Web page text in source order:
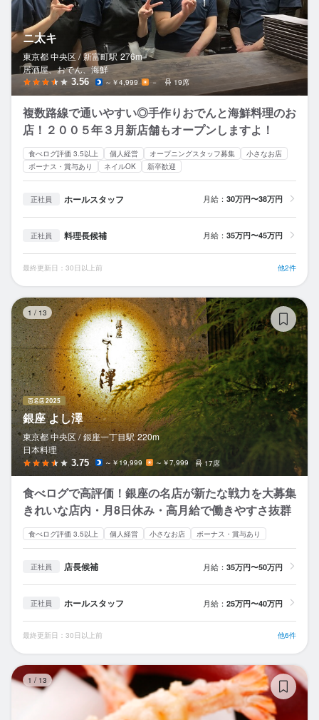
ニ太キ
東京都 中央区 / 新富町駅 276m
居酒屋、おでん、海鮮
3.56 ～￥4,999 － 19席
複数路線で通いやすい◎手作りおでんと海鮮料理のお
店！２００５年３月新店舗もオープンしますよ！
食べログ評価 3.5以上 個人経営 オープニングスタッフ募集
小さなお店
ボーナス・賞与あり
ネイルOK 新卒歓迎
正社員 ホールスタッフ 月給： 30万円〜38万円
正社員 料理長候補 月給： 35万円〜45万円
最終更新日：30日以上前 他2件
1 / 13
銀座 よし澤
東京都 中央区 / 銀座一丁目駅 220m
日本料理
3.75 ～￥19,999 ～￥7,999 17席
食べログで高評価！銀座の名店が新たな戦力を大募集
きれいな店内・月8日休み・高月給で働きやすさ抜群
食べログ評価 3.5以上 個人経営 小さなお店 ボーナス・賞与あり
正社員 店長候補 月給： 35万円〜50万円
正社員 ホールスタッフ 月給： 25万円〜40万円
最終更新日：30日以上前 他6件
1 / 13